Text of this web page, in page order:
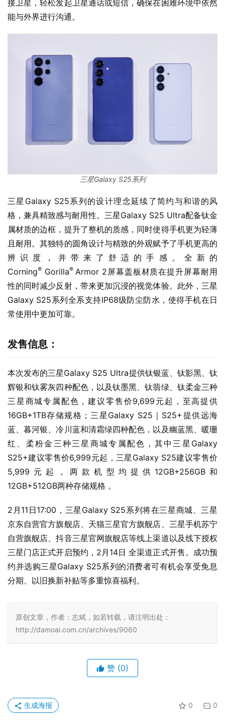
接卫星，轻松发起卫星通话或短信，确保在困难环境中依然
能与外界进行沟通。
三星Galaxy S25系列
三星Galaxy S25系列的设计理念延续了简约与和谐的风
格，兼具精致感与耐用性。三星Galaxy S25 Ultra配备钛金
属材质的边框，提升了整机的质感，同时使得手机更为轻薄
且耐用。其独特的圆角设计与精致的外观赋予了手机更高的
辨识度，并带来了舒适的手感。全新的
Corning® Gorilla® Armor 2屏幕盖板材质在提升屏幕耐用
性的同时减少反射，带来更加沉浸的视觉体验。此外，三星
Galaxy S25系列全系支持IP68级防尘防水，使得手机在日
常使用中更加可靠。
发售信息：
本次发布的三星Galaxy S25 Ultra提供钛银蓝、钛影黑、钛
辉银和钛雾灰四种配色，以及钛墨黑、钛翡绿、钛柔金三种
三星商城专属配色，建议零售价9,699元起，至高提供
16GB+1TB存储规格；三星Galaxy S25｜S25+提供远海
蓝、暮河银、冷川蓝和清霜绿四种配色，以及幽蓝黑、暖珊
红、柔粉金三种三星商城专属配色，其中三星Galaxy
S25+建议零售价6,999元起，三星Galaxy S25建议零售价
5,999元起，两款机型均提供12GB+256GB和
12GB+512GB两种存储规格 。
2月11日17:00，三星Galaxy S25系列将在三星商城、三星
京东自营官方旗舰店、天猫三星官方旗舰店、三星手机苏宁
自营旗舰店、抖音三星官网旗舰店等线上渠道以及线下授权
三星门店正式开启预约，2月14日 全渠道正式开售。成功预
约并选购三星Galaxy S25系列的消费者可有机会享受免息
分期、以旧换新补贴等多重惊喜福利。
原创文章，作者：志斌，如若转载，请注明出处：
http://damoai.com.cn/archives/9060
赞 (0)
0 0
生成海报